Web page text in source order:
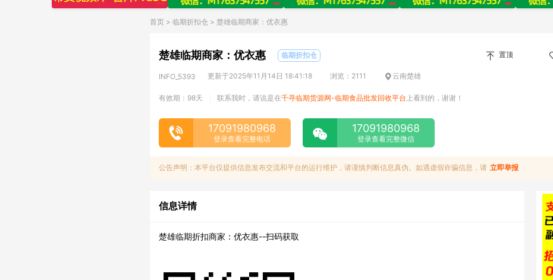
首页 > 临期折扣仓 > 楚雄临期商家：优衣惠
楚雄临期商家：优衣惠 临期折扣仓 置顶
INFO_5393 更新于2025年11月14日 18:41:18 浏览：2111 云南楚雄
有效期：98天 联系我时，请说是在千寻临期货源网-临期食品批发回收平台 上看到的，谢谢！
17091980968
登录查看完整电话
17091980968
登录查看完整微信
公告声明：本平台仅提供信息发布交流和平台的运行维护，请谨慎判断信息真伪。如遇虚假诈骗信息，请 立即举报
信息详情
楚雄临期折扣商家：优衣惠--扫码获取